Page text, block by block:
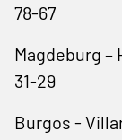
78-67
Magdeburg –
31-29
Burgos -